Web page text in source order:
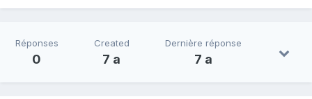
Réponses
0
Created
7 a
Dernière réponse
7 a